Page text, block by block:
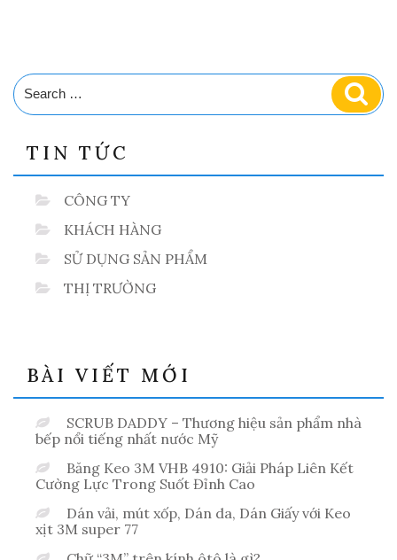
Search
for:
TIN TỨC
CÔNG TY
KHÁCH HÀNG
SỬ DỤNG SẢN PHẨM
THỊ TRƯỜNG
BÀI VIẾT MỚI
SCRUB DADDY – Thương hiệu sản phẩm nhà
bếp nổi tiếng nhất nước Mỹ
Băng Keo 3M VHB 4910: Giải Pháp Liên Kết
Cường Lực Trong Suốt Đỉnh Cao
Dán vải, mút xốp, Dán da, Dán Giấy với Keo
xịt 3M super 77